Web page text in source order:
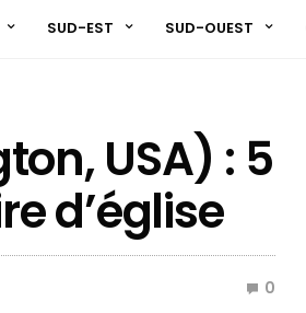
SUD-EST SUD-OUEST
USA) : 5
d’église
0